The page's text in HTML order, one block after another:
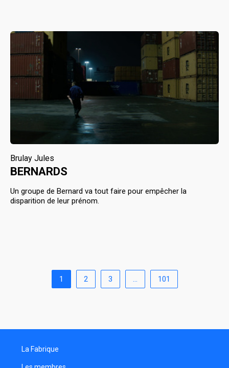
Brulay Jules
BERNARDS
Un groupe de Bernard va tout faire pour empêcher la
disparition de leur prénom.
1 2 3 … 101
La Fabrique